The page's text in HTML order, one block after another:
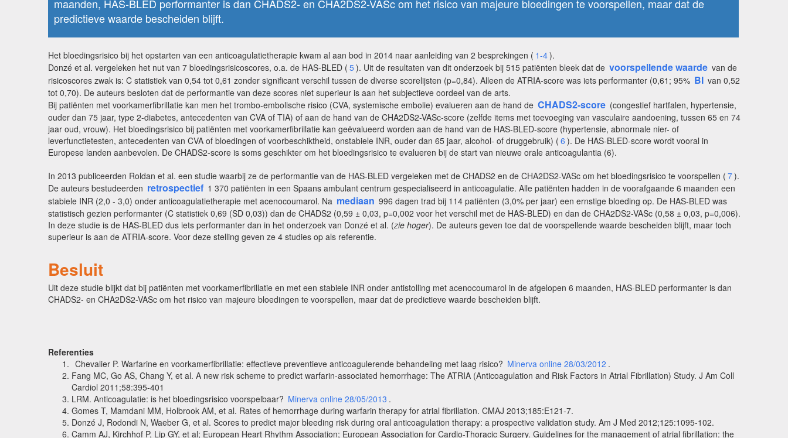
maanden, HAS-BLED performanter is dan CHADS2- en CHA2DS2-VASc om het risico van majeure bloedingen te voorspellen, maar dat de
predictieve waarde bescheiden blijft.
Het bloedingsrisico bij het opstarten van een anticoagulatietherapie kwam al aan bod in 2014 naar aanleiding van 2 besprekingen ( 1-4).
Donzé et al. vergeleken het nut van 7 bloedingsrisicoscores, o.a. de HAS-BLED ( 5). Uit de resultaten van dit onderzoek bij 515 patiënten bleek dat de voorspellende waarde van de
risicoscores zwak is: C statistiek van 0,54 tot 0,61 zonder significant verschil tussen de diverse scorelijsten (p=0,84). Alleen de ATRIA-score was iets performanter (0,61; 95% BI van 0,52
tot 0,70). De auteurs besloten dat de performantie van deze scores niet superieur is aan het subjectieve oordeel van de arts.
Bij patiënten met voorkamerfibrillatie kan men het trombo-embolische risico (CVA, systemische embolie) evalueren aan de hand de CHADS2-score (congestief hartfalen, hypertensie,
ouder dan 75 jaar, type 2-diabetes, antecedenten van CVA of TIA) of aan de hand van de CHA2DS2-VASc-score (zelfde items met toevoeging van vasculaire aandoening, tussen 65 en 74
jaar oud, vrouw). Het bloedingsrisico bij patiënten met voorkamerfibrillatie kan geëvalueerd worden aan de hand van de HAS-BLED-score (hypertensie, abnormale nier- of
leverfunctietesten, antecedenten van CVA of bloedingen of voorbeschiktheid, onstabiele INR, ouder dan 65 jaar, alcohol- of druggebruik) ( 6 ). De HAS-BLED-score wordt vooral in
Europese landen aanbevolen. De CHADS2-score is soms geschikter om het bloedingsrisico te evalueren bij de start van nieuwe orale anticoagulantia (6).
In 2013 publiceerden Roldan et al. een studie waarbij ze de performantie van de HAS-BLED vergeleken met de CHADS2 en de CHA2DS2-VASc om het bloedingsrisico te voorspellen ( 7).
De auteurs bestudeerden retrospectief 1 370 patiënten in een Spaans ambulant centrum gespecialiseerd in anticoagulatie. Alle patiënten hadden in de voorafgaande 6 maanden een
stabiele INR (2,0 - 3,0) onder anticoagulatietherapie met acenocoumarol. Na mediaan 996 dagen trad bij 114 patiënten (3,0% per jaar) een ernstige bloeding op. De HAS-BLED was
statistisch gezien performanter (C statistiek 0,69 (SD 0,03)) dan de CHADS2 (0,59 ± 0,03, p=0,002 voor het verschil met de HAS-BLED) en dan de CHA2DS2-VASc (0,58 ± 0,03, p=0,006).
In deze studie is de HAS-BLED dus iets performanter dan in het onderzoek van Donzé et al. (zie hoger). De auteurs geven toe dat de voorspellende waarde bescheiden blijft, maar toch
superieur is aan de ATRIA-score. Voor deze stelling geven ze 4 studies op als referentie.
Besluit
Uit deze studie blijkt dat bij patiënten met voorkamerfibrillatie en met een stabiele INR onder antistolling met acenocoumarol in de afgelopen 6 maanden, HAS-BLED performanter is dan
CHADS2- en CHA2DS2-VASc om het risico van majeure bloedingen te voorspellen, maar dat de predictieve waarde bescheiden blijft.
Referenties
Chevalier P. Warfarine en voorkamerfibrillatie: effectieve preventieve anticoagulerende behandeling met laag risico? Minerva online 28/03/2012 .
Fang MC, Go AS, Chang Y, et al. A new risk scheme to predict warfarin-associated hemorrhage: The ATRIA (Anticoagulation and Risk Factors in Atrial Fibrillation) Study. J Am Coll
Cardiol 2011;58:395-401
LRM. Anticoagulatie: is het bloedingsrisico voorspelbaar? Minerva online 28/05/2013 .
Gomes T, Mamdani MM, Holbrook AM, et al. Rates of hemorrhage during warfarin therapy for atrial fibrillation. CMAJ 2013;185:E121-7.
Donzé J, Rodondi N, Waeber G, et al. Scores to predict major bleeding risk during oral anticoagulation therapy: a prospective validation study. Am J Med 2012;125:1095-102.
Camm AJ, Kirchhof P, Lip GY, et al; European Heart Rhythm Association; European Association for Cardio-Thoracic Surgery. Guidelines for the management of atrial fibrillation: the